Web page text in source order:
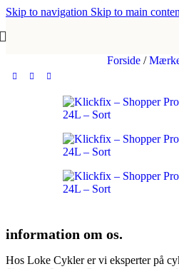
Skip to navigation Skip to main
Forside /
information om os.
Hos Loke Cykler er vi eksperter på